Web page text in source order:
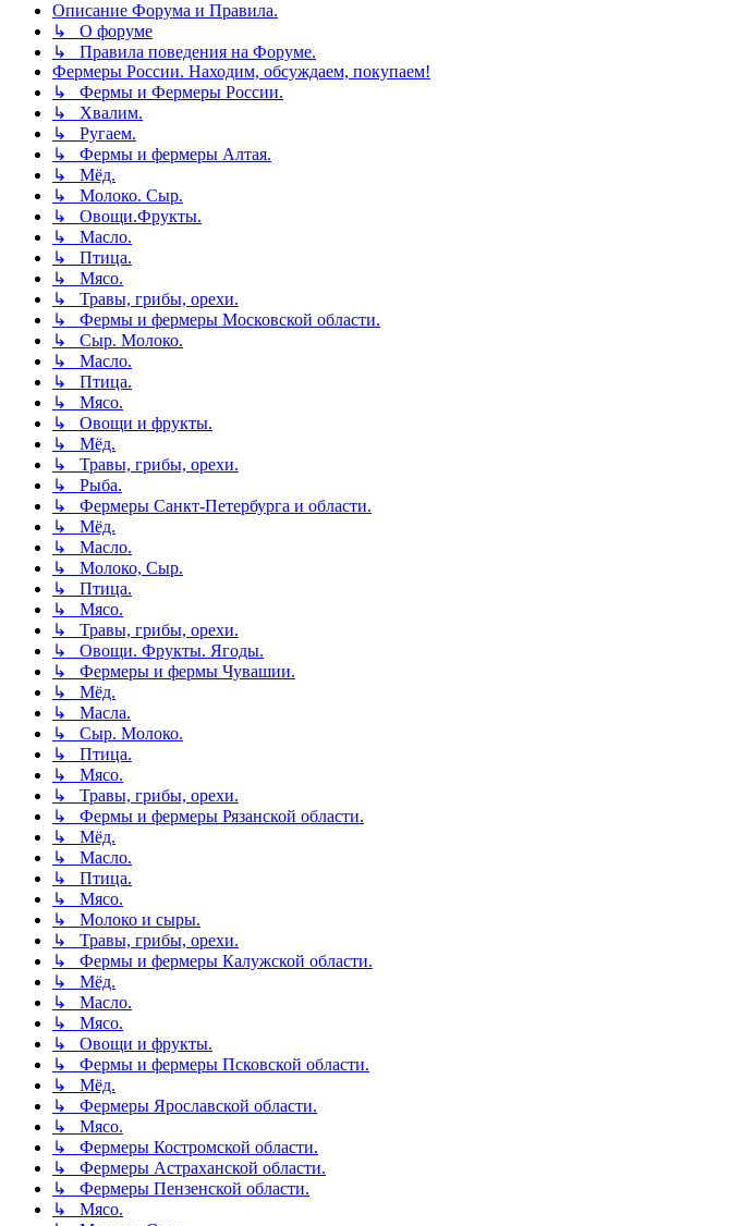
Описание Форума и Правила.
↳ О форуме
↳ Правила поведения на Форуме.
Фермеры России. Находим, обсуждаем, покупаем!
↳ Фермы и Фермеры России.
↳ Хвалим.
↳ Ругаем.
↳ Фермы и фермеры Алтая.
↳ Мёд.
↳ Молоко. Сыр.
↳ Овощи.Фрукты.
↳ Масло.
↳ Птица.
↳ Мясо.
↳ Травы, грибы, орехи.
↳ Фермы и фермеры Московской области.
↳ Сыр. Молоко.
↳ Масло.
↳ Птица.
↳ Мясо.
↳ Овощи и фрукты.
↳ Мёд.
↳ Травы, грибы, орехи.
↳ Рыба.
↳ Фермеры Санкт-Петербурга и области.
↳ Мёд.
↳ Масло.
↳ Молоко, Сыр.
↳ Птица.
↳ Мясо.
↳ Травы, грибы, орехи.
↳ Овощи. Фрукты. Ягоды.
↳ Фермеры и фермы Чувашии.
↳ Мёд.
↳ Масла.
↳ Сыр. Молоко.
↳ Птица.
↳ Мясо.
↳ Травы, грибы, орехи.
↳ Фермы и фермеры Рязанской области.
↳ Мёд.
↳ Масло.
↳ Птица.
↳ Мясо.
↳ Молоко и сыры.
↳ Травы, грибы, орехи.
↳ Фермы и фермеры Калужской области.
↳ Мёд.
↳ Масло.
↳ Мясо.
↳ Овощи и фрукты.
↳ Фермы и фермеры Псковской области.
↳ Мёд.
↳ Фермеры Ярославской области.
↳ Мясо.
↳ Фермеры Костромской области.
↳ Фермеры Астраханской области.
↳ Фермеры Пензенской области.
↳ Мясо.